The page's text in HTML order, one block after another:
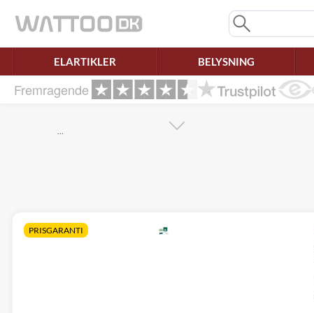
ELARTIKLER BELYSNING
Fremragende
…
PRISGARANTI
Ret samtykke!